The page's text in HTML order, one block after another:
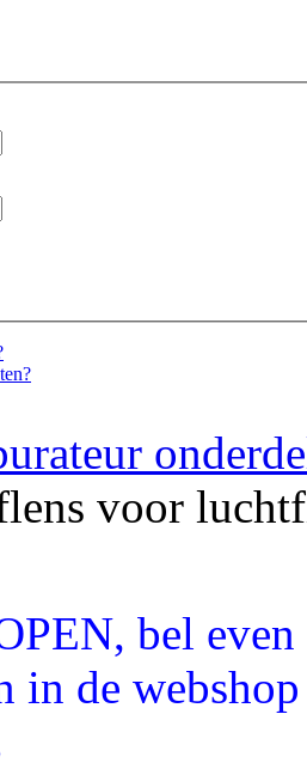
voor
bel
in de